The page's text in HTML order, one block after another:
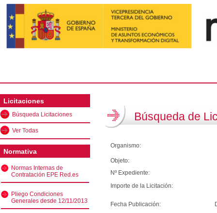
Licitaciones
Búsqueda Licitaciones
Ver Todas
Normativa
Normas Internas de
Contratación EPE Red.es
Pliego Condiciones
Generales desde 12/11/2013
Búsqueda de
Organismo:
Objeto:
Nº Expediente:
Importe de la Licitación:
Fecha Publicación: